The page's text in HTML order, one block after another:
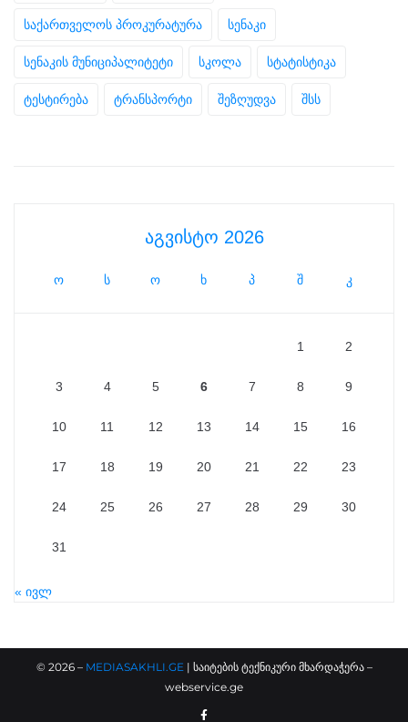
საქართველოს პროკურატურა სენაკი
სენაკის მუნიციპალიტეტი სკოლა სტატისტიკა
ტესტირება ტრანსპორტი შეზღუდვა შსს
აგვისტო 2026
ო ს ო ხ პ შ კ
1 2
3 4 5 6 7 8 9
10 11 12 13 14 15 16
17 18 19 20 21 22 23
24 25 26 27 28 29 30
31
« ივლ
© 2026– MEDIASAKHLI.GE| საიტების ტექნიკური მხარდაჭერა –
webservice.ge